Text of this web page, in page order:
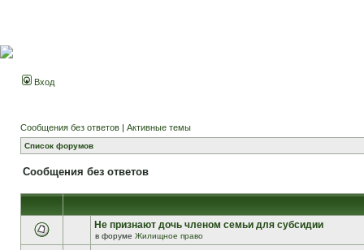
Вход
Сообщения без ответов | Активные темы
Список форумов
Сообщения без ответов
Не признают дочь членом семьи для субсидии
в форуме Жилищное право